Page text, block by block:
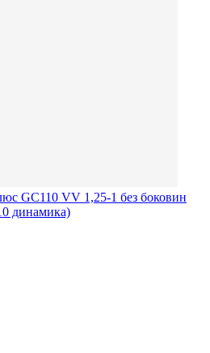
GC110 VV 1,25-1 без боковин
динамика)